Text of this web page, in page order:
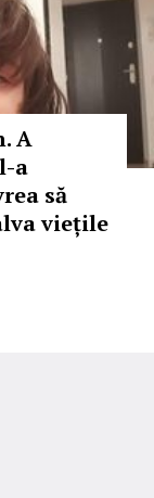
A
a
să
viețile